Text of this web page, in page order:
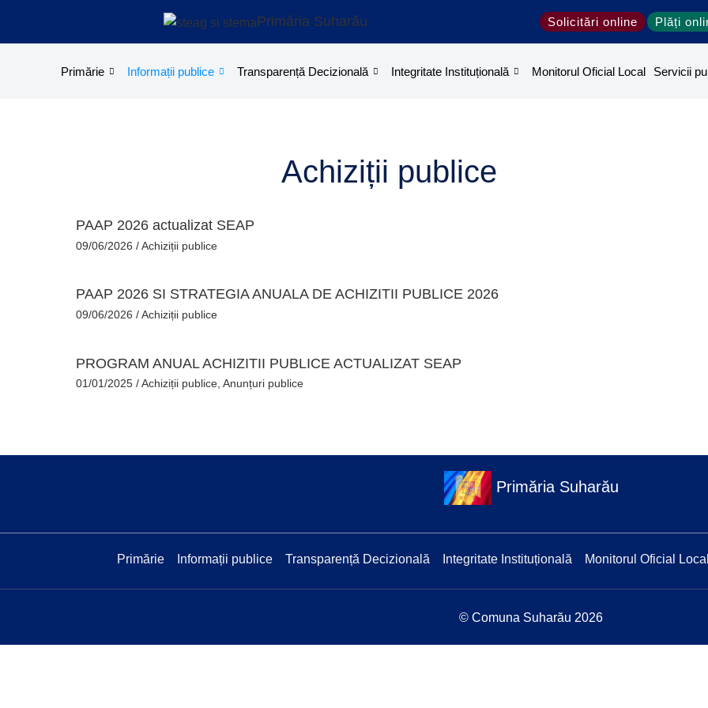
Primăria Suharău Solicitări online Plăți
Primărie Informații publice Transparență Decizională Integritate Instituțională Monitorul Oficial Local Servicii
Achiziții publice
PAAP 2026 actualizat SEAP
09/06/2026 /Achiziții publice
PAAP 2026 SI STRATEGIA ANUALA DE ACHIZITII PUBLICE 2026
09/06/2026 /Achiziții publice
PROGRAM ANUAL ACHIZITII PUBLICE ACTUALIZAT SEAP
01/01/2025 /Achiziții publice, Anunțuri publice
Primăria Suharău
Primărie Informații publice Transparență Decizională Integritate Instituțională Monitorul Oficial Local
© Comuna Suharău 2026